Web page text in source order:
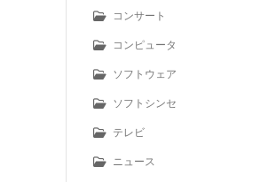
コンサート
コンピュータ
ソフトウェア
ソフトシンセ
テレビ
ニュース